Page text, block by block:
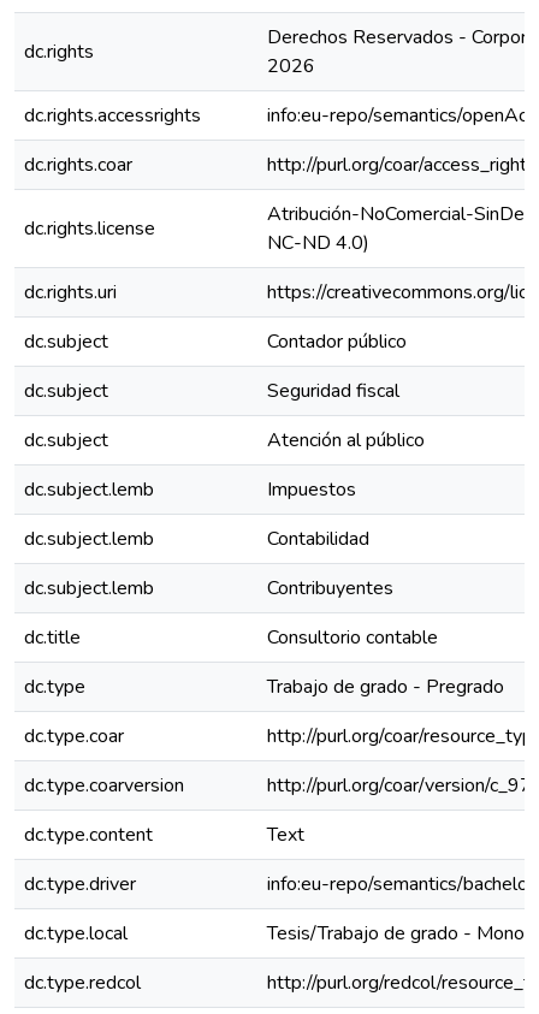
dc.rights
Derechos Reservados -
2026
dc.rights.accessrights
info:eu-repo/semantics/
dc.rights.coar
http://purl.org/coar/
dc.rights.license
Atribución-NoComercial-
NC-ND 4.0)
dc.rights.uri
https://creativecommons.org/
dc.subject
Contador público
dc.subject
Seguridad fiscal
dc.subject
Atención al público
dc.subject.lemb
Impuestos
dc.subject.lemb
Contabilidad
dc.subject.lemb
Contribuyentes
dc.title
Consultorio contable
dc.type
Trabajo de grado - Pregrado
dc.type.coar
http://purl.org/coar/
dc.type.coarversion
http://purl.org/coar/version/
dc.type.content
Text
dc.type.driver
info:eu-repo/semantics/
dc.type.local
Tesis/Trabajo de grado -
dc.type.redcol
http://purl.org/redcol/